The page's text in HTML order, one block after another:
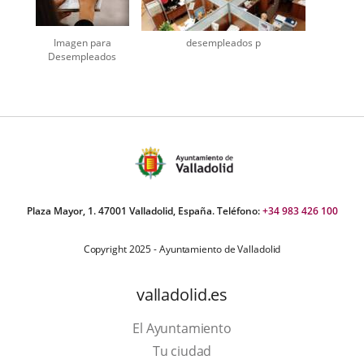
Imagen para
Desempleados
desempleados p
Plaza Mayor, 1. 47001 Valladolid, España. Teléfono:+34 983 426 100
Copyright 2025 - Ayuntamiento de Valladolid
valladolid.es
El Ayuntamiento
Tu ciudad